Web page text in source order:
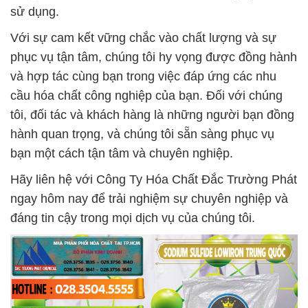
sử dụng.
Với sự cam kết vững chắc vào chất lượng và sự
phục vụ tận tâm, chúng tôi hy vọng được đồng hành
và hợp tác cùng bạn trong việc đáp ứng các nhu
cầu hóa chất công nghiệp của bạn. Đối với chúng
tôi, đối tác và khách hàng là những người bạn đồng
hành quan trọng, và chúng tôi sẵn sàng phục vụ
bạn một cách tận tâm và chuyên nghiệp.
Hãy liên hệ với Công Ty Hóa Chất Đắc Trường Phát
ngay hôm nay để trải nghiệm sự chuyên nghiệp và
đáng tin cậy trong mọi dịch vụ của chúng tôi.